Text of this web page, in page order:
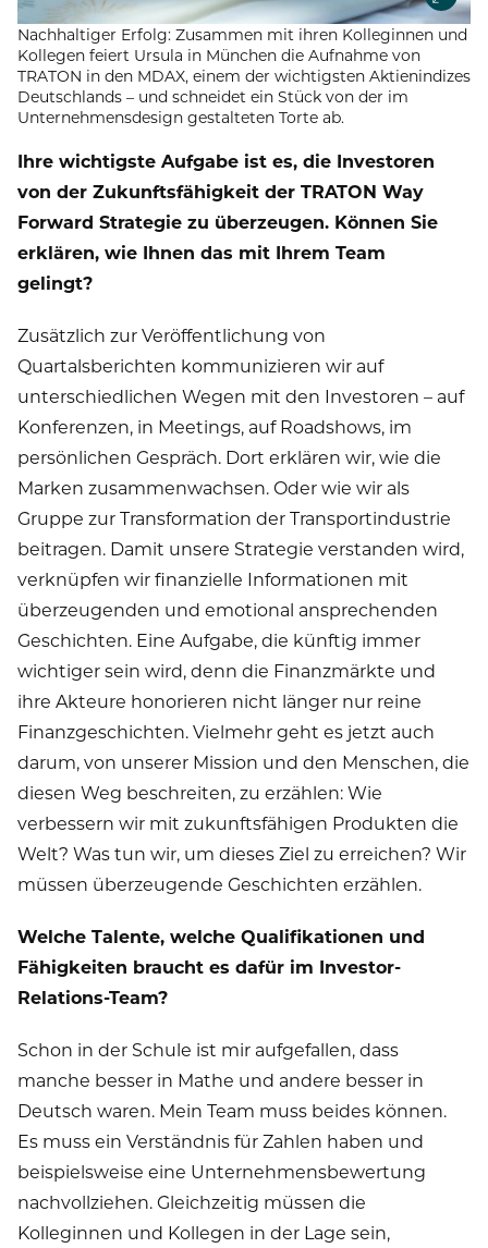
Nachhaltiger Erfolg: Zusammen mit ihren Kolleginnen und
Kollegen feiert Ursula in München die Aufnahme von
TRATON in den MDAX, einem der wichtigsten Aktienindizes
Deutschlands – und schneidet ein Stück von der im
Unternehmensdesign gestalteten Torte ab.
Ihre wichtigste Aufgabe ist es, die Investoren
von der Zukunftsfähigkeit der TRATON Way
Forward Strategie zu überzeugen. Können Sie
erklären, wie Ihnen das mit Ihrem Team
gelingt?
Zusätzlich zur Veröffentlichung von
Quartalsberichten kommunizieren wir auf
unterschiedlichen Wegen mit den Investoren – auf
Konferenzen, in Meetings, auf Roadshows, im
persönlichen Gespräch. Dort erklären wir, wie die
Marken zusammenwachsen. Oder wie wir als
Gruppe zur Transformation der Transportindustrie
beitragen. Damit unsere Strategie verstanden wird,
verknüpfen wir finanzielle Informationen mit
überzeugenden und emotional ansprechenden
Geschichten. Eine Aufgabe, die künftig immer
wichtiger sein wird, denn die Finanzmärkte und
ihre Akteure honorieren nicht länger nur reine
Finanzgeschichten. Vielmehr geht es jetzt auch
darum, von unserer Mission und den Menschen, die
diesen Weg beschreiten, zu erzählen: Wie
verbessern wir mit zukunftsfähigen Produkten die
Welt? Was tun wir, um dieses Ziel zu erreichen? Wir
müssen überzeugende Geschichten erzählen.
Welche Talente, welche Qualifikationen und
Fähigkeiten braucht es dafür im Investor-
Relations-Team?
Schon in der Schule ist mir aufgefallen, dass
manche besser in Mathe und andere besser in
Deutsch waren. Mein Team muss beides können.
Es muss ein Verständnis für Zahlen haben und
beispielsweise eine Unternehmensbewertung
nachvollziehen. Gleichzeitig müssen die
Kolleginnen und Kollegen in der Lage sein,